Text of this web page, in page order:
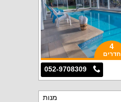
4
חדרים
052-9708309
מנות